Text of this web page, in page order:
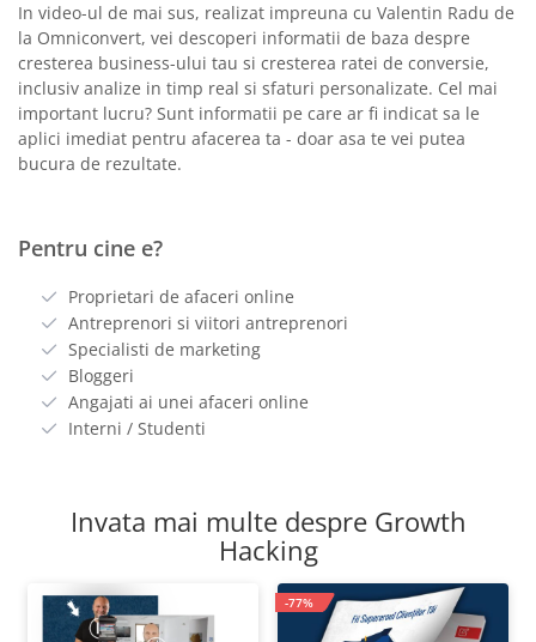
In video-ul de mai sus, realizat impreuna cu Valentin Radu de
la Omniconvert, vei descoperi informatii de baza despre
cresterea business-ului tau si cresterea ratei de conversie,
inclusiv analize in timp real si sfaturi personalizate. Cel mai
important lucru? Sunt informatii pe care ar fi indicat sa le
aplici imediat pentru afacerea ta - doar asa te vei putea
bucura de rezultate.
Pentru cine e?
Proprietari de afaceri online
Antreprenori si viitori antreprenori
Specialisti de marketing
Bloggeri
Angajati ai unei afaceri online
Interni / Studenti
Invata mai multe despre Growth
Hacking
-77%